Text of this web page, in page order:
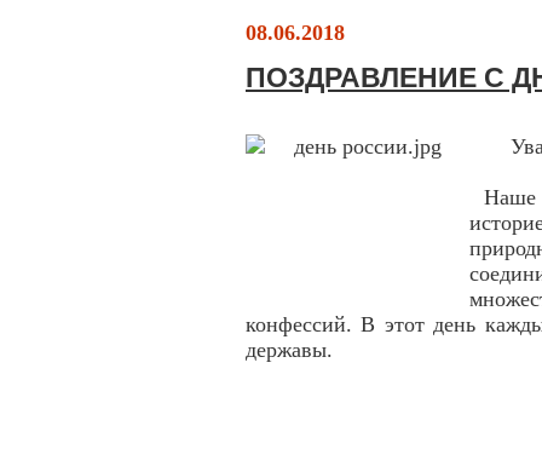
08.06.2018
ПОЗДРАВЛЕНИЕ С
Наше
конфессий. В этот день
державы.